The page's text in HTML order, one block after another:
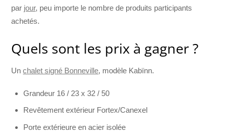
par jour, peu importe le nombre de produits participants
achetés.
Quels sont les prix à gagner ?
Unchalet signé Bonneville, modèle Kabïnn.
Grandeur 16 / 23 x 32 / 50
Revêtement extérieur Fortex/Canexel
Porte extérieure en acier isolée